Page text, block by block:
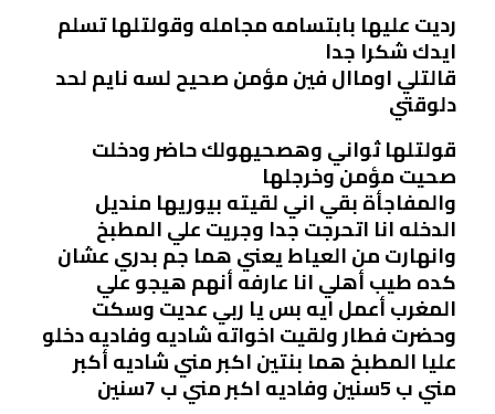
رديت عليها بابتسامه مجامله وقولتلها تسلم
ايدك شكرا جدا
قالتلي اوماال فين مؤمن صحيح لسه نايم لحد
دلوقتي
قولتلها ثواني وهصحيهولك حاضر ودخلت
صحيت مؤمن وخرجلها
والمفاجأة بقي اني لقيته بيوريها منديل
الدخله انا اتحرجت جدا وجريت علي المطبخ
وانهارت من العياط يعني هما جم بدري عشان
كده طيب أهلي انا عارفه أنهم هيجو علي
المغرب أعمل ايه بس يا ربي عديت وسكت
وحضرت فطار ولقيت اخواته شاديه وفاديه دخلو
عليا المطبخ هما بنتين اكبر مني شاديه أكبر
مني ب 5سنين وفاديه اكبر مني ب 7سنين